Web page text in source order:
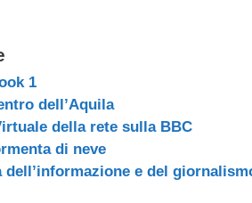
1
dell’Aquila
della rete sulla BBC
di neve
dell’informazione e del